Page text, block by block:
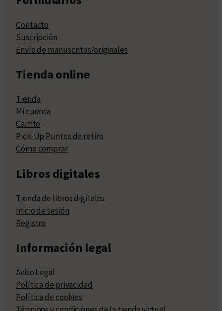
Contacto
Suscripción
Envío de manuscritos/originales
Tienda online
Tienda
Mi cuenta
Carrito
Pick-Up Puntos de retiro
Cómo comprar
Libros digitales
Tienda de libros digitales
Inicio de sesión
Registro
Información legal
Aviso Legal
Política de privacidad
Política de cookies